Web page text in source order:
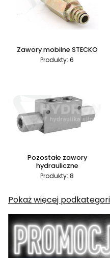
Zawory mobilne STECKO
Produkty: 6
Pozostałe zawory
hydrauliczne
Produkty: 8
Pokaż więcej